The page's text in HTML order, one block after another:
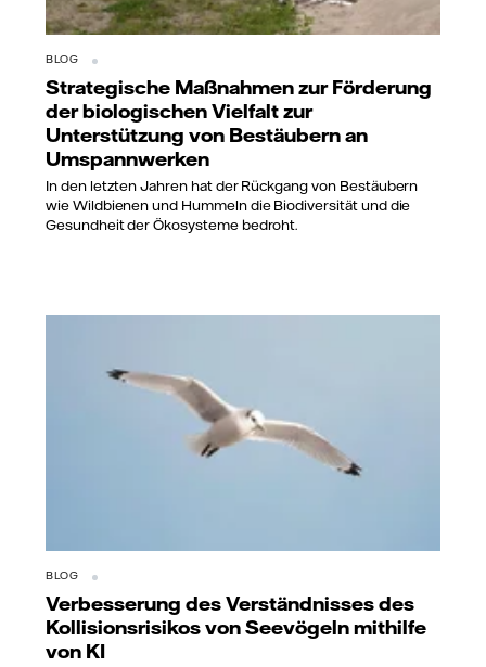
BLOG
Strategische Maßnahmen zur Förderung
der biologischen Vielfalt zur
Unterstützung von Bestäubern an
Umspannwerken
In den letzten Jahren hat der Rückgang von Bestäubern
wie Wildbienen und Hummeln die Biodiversität und die
Gesundheit der Ökosysteme bedroht.
BLOG
Verbesserung des Verständnisses des
Kollisionsrisikos von Seevögeln mithilfe
von KI